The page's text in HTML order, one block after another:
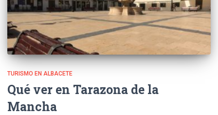
TURISMO EN ALBACETE
Qué ver en Tarazona de la
Mancha